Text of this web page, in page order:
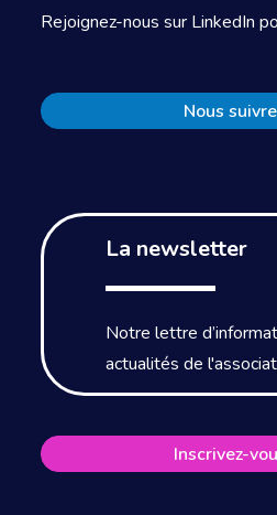
Rejoignez-nous sur LinkedIn
Nous suivre
La newsletter
Notre lettre
actualités de
Inscrivez-